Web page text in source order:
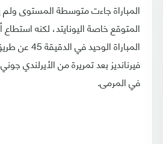
المباراة جاءت متوسطة المستوى ولم
المتوقع خاصة اليونايتد، لكنه
المباراة
فيرنانديز بعد تمريرة من الأيرلندي
في المرمى.